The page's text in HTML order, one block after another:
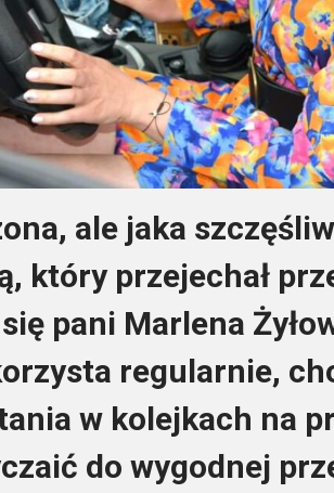
ale jaka
który przejechał
się pani Marlena
regularnie,
w kolejkach na
do wygodnej